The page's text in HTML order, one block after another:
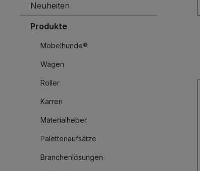
Neuheiten
Produkte
Möbelhunde®
Wagen
Roller
Karren
Materialheber
Palettenaufsätze
Branchenlösungen